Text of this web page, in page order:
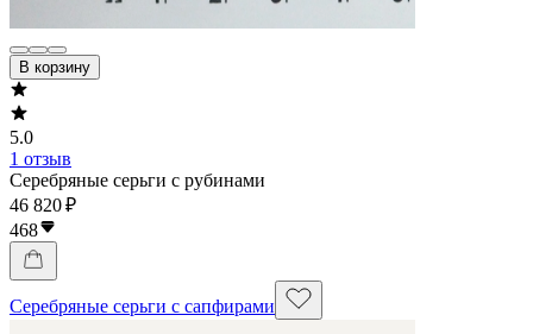
В корзину
5.0
1 отзыв
Серебряные серьги с рубинами
46 820 ₽
468
Серебряные серьги с сапфирами